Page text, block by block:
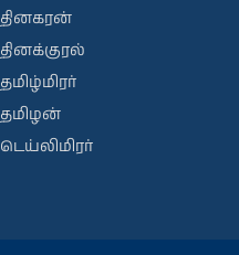
தினகரன்
தினக்குரல்
தமிழ்மிரர்
தமிழன்
டெய்லிமிரர்